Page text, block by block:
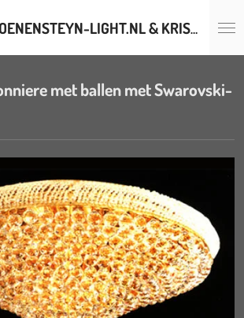
GROENENSTEYN-LIGHT.NL & KRISTALLENLUSTERS.BE
met ballen met Swarovski-